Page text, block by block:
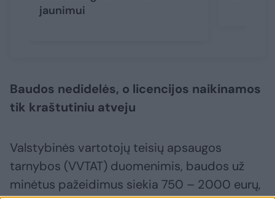
jaunimui
Baudos nedidelės, o licencijos naikinamos
tik kraštutiniu atveju
Valstybinės vartotojų teisių apsaugos
tarnybos (VVTAT) duomenimis, baudos už
minėtus pažeidimus siekia 750 – 2000 eurų,